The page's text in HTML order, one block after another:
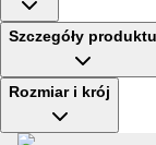
Szczegóły produktu
Rozmiar i krój